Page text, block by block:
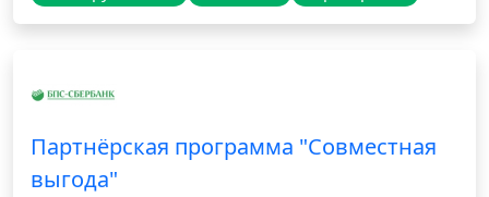
Партнёрская программа "Совместная
выгода"